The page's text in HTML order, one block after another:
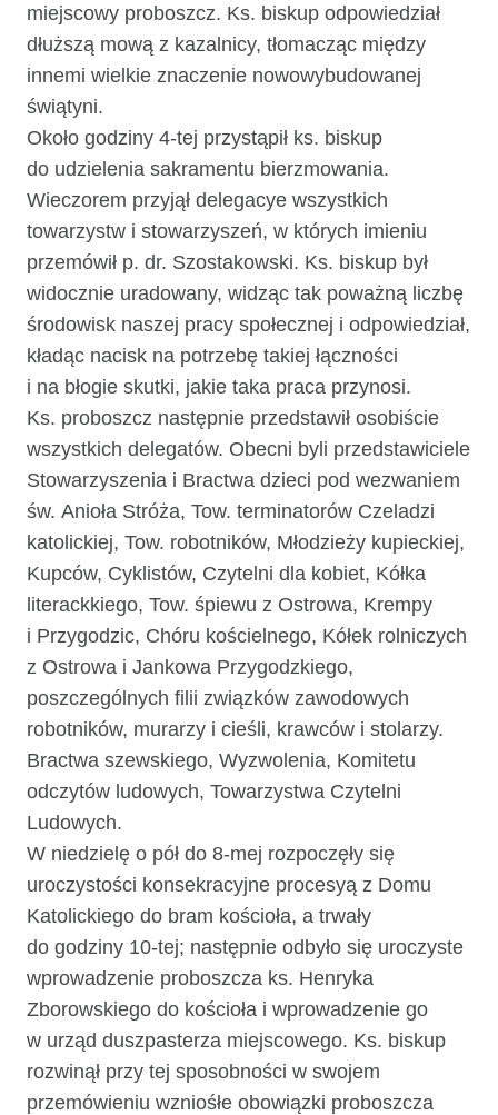
miejscowy proboszcz. Ks. biskup odpowiedział
dłuższą mową z kazalnicy, tłomacząc między
innemi wielkie znaczenie nowowybudowanej
świątyni.
Około godziny 4-tej przystąpił ks. biskup
do udzielenia sakramentu bierzmowania.
Wieczorem przyjął delegacye wszystkich
towarzystw i stowarzyszeń, w których imieniu
przemówił p. dr. Szostakowski. Ks. biskup był
widocznie uradowany, widząc tak poważną liczbę
środowisk naszej pracy społecznej i odpowiedział,
kładąc nacisk na potrzebę takiej łączności
i na błogie skutki, jakie taka praca przynosi.
Ks. proboszcz następnie przedstawił osobiście
wszystkich delegatów. Obecni byli przedstawiciele
Stowarzyszenia i Bractwa dzieci pod wezwaniem
św. Anioła Stróża, Tow. terminatorów Czeladzi
katolickiej, Tow. robotników, Młodzieży kupieckiej,
Kupców, Cyklistów, Czytelni dla kobiet, Kółka
literackkiego, Tow. śpiewu z Ostrowa, Krempy
i Przygodzic, Chóru kościelnego, Kółek rolniczych
z Ostrowa i Jankowa Przygodzkiego,
poszczególnych filii związków zawodowych
robotników, murarzy i cieśli, krawców i stolarzy.
Bractwa szewskiego, Wyzwolenia, Komitetu
odczytów ludowych, Towarzystwa Czytelni
Ludowych.
W niedzielę o pół do 8-mej rozpoczęły się
uroczystości konsekracyjne procesyą z Domu
Katolickiego do bram kościoła, a trwały
do godziny 10-tej; następnie odbyło się uroczyste
wprowadzenie proboszcza ks. Henryka
Zborowskiego do kościoła i wprowadzenie go
w urząd duszpasterza miejscowego. Ks. biskup
rozwinął przy tej sposobności w swojem
przemówieniu wzniośłe obowiązki proboszcza